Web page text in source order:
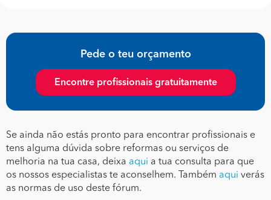
Pede o teu orçamento
Encontre profissionais gratuitamente
Se ainda não estás pronto para encontrar profissionais e
tens alguma dúvida sobre reformas ou serviços de
melhoria na tua casa, deixa aqui a tua consulta para que
os nossos especialistas te aconselhem. Também aqui verás
as normas de uso deste fórum.